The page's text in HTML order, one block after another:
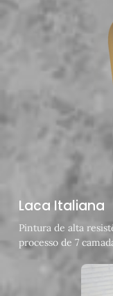
Laca Italiana
Pintura de alta
processo de 7